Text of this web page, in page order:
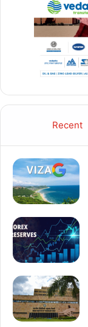
Recent